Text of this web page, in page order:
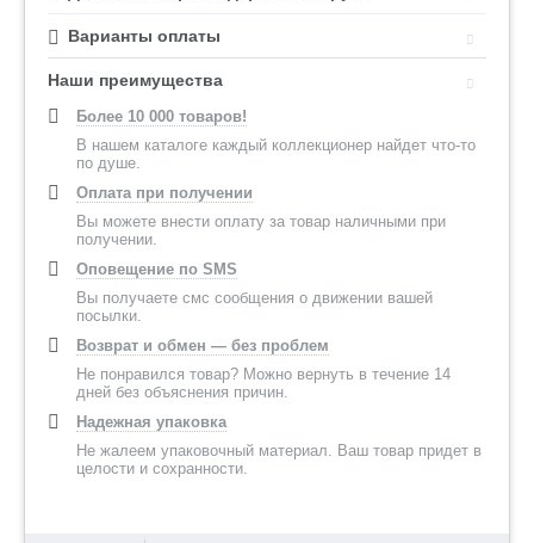
Варианты оплаты
Наши преимущества
Более 10 000 товаров!
В нашем каталоге каждый коллекционер найдет что-то
по душе.
Оплата при получении
Вы можете внести оплату за товар наличными при
получении.
Оповещение по SMS
Вы получаете смс сообщения о движении вашей
посылки.
Возврат и обмен — без проблем
Не понравился товар? Можно вернуть в течение 14
дней без объяснения причин.
Надежная упаковка
Не жалеем упаковочный материал. Ваш товар придет в
целости и сохранности.